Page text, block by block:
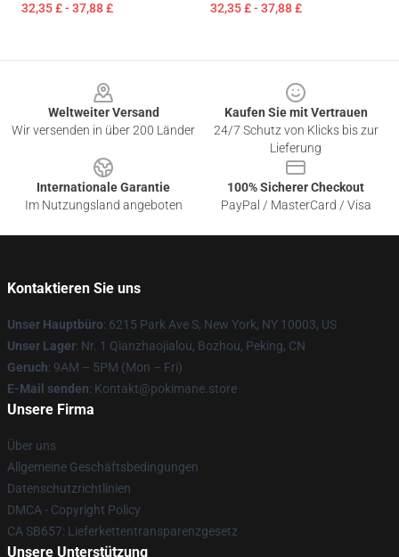
32,35 £ - 37,88 £ 32,35 £ - 37,88 £
Weltweiter Versand
Wir versenden in über 200 Länder
Kaufen Sie mit Vertrauen
24/7 Schutz von Klicks bis zur
Lieferung
Internationale Garantie
Im Nutzungsland angeboten
100% Sicherer Checkout
PayPal / MasterCard / Visa
Kontaktieren Sie uns
Unser Hauptbüro: 6215 Park Ave S, New York, NY 10003, US
Unser Lager: Nr. 1 Qianzhaojialou, Bozhou, Peking, CN
Geruch: 9AM – 5PM (Mon – Fri)
E-Mail senden: Kontakt@pokimane.store
Unsere Firma
Über uns
Allgemeine Geschäftsbedingungen
Datenschutzrichtlinien
DMCA - Copyright Policy
CA SB657: Lieferkettentransparenzgesetz
Unsere Unterstützung